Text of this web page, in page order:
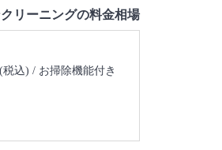
リーニングの料金相場
税込)
お掃除機能付き
27,000円(税込)
円(税込)
天井埋め